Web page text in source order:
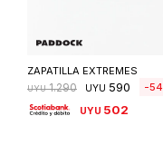
ZAPATILLA EXTREMES
UYU 1.290 UYU 590 54
UYU 502